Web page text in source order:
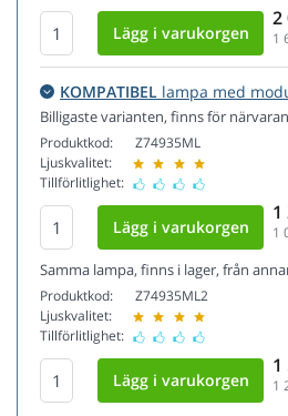
2
1
KOMPATIBEL lampa med
Billigaste varianten, finns för
Produktkod:
Ljuskvalitet:
Tillförlitlighet:
Z74935ML
1
1
Samma lampa, finns i lager, från
Produktkod:
Ljuskvalitet:
Tillförlitlighet:
Z74935ML2
1
1